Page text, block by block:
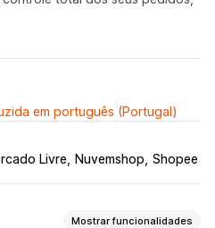
em português (Portugal)
Livre Nuvemshop Shopee
Mostrar funcionalidades